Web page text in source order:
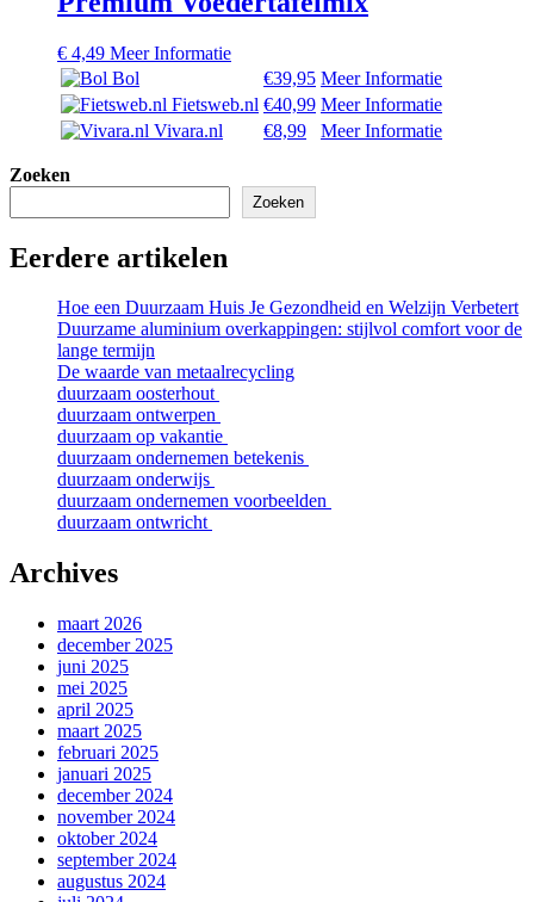
€ 4,49 Meer Informatie
Bol
€39,95 Meer Informatie
Fietsweb.nl €40,99 Meer Informatie
Vivara.nl
€8,99 Meer Informatie
Zoeken
Zoeken
Eerdere artikelen
Hoe een Duurzaam Huis Je Gezondheid en Welzijn Verbetert
Duurzame aluminium overkappingen: stijlvol comfort voor de
lange termijn
De waarde van metaalrecycling
duurzaam oosterhout
duurzaam ontwerpen
duurzaam op vakantie
duurzaam ondernemen betekenis
duurzaam onderwijs
duurzaam ondernemen voorbeelden
duurzaam ontwricht
Archives
maart 2026
december 2025
juni 2025
mei 2025
april 2025
maart 2025
februari 2025
januari 2025
december 2024
november 2024
oktober 2024
september 2024
augustus 2024